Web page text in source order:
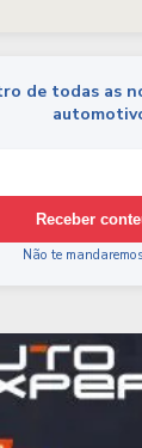
de todas as
Receber
Não te